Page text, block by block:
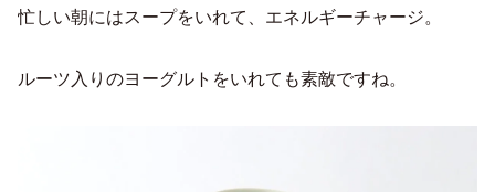
忙しい朝にはスープをいれて、エネルギーチャージ。
ルーツ入りのヨーグルトをいれても素敵ですね。